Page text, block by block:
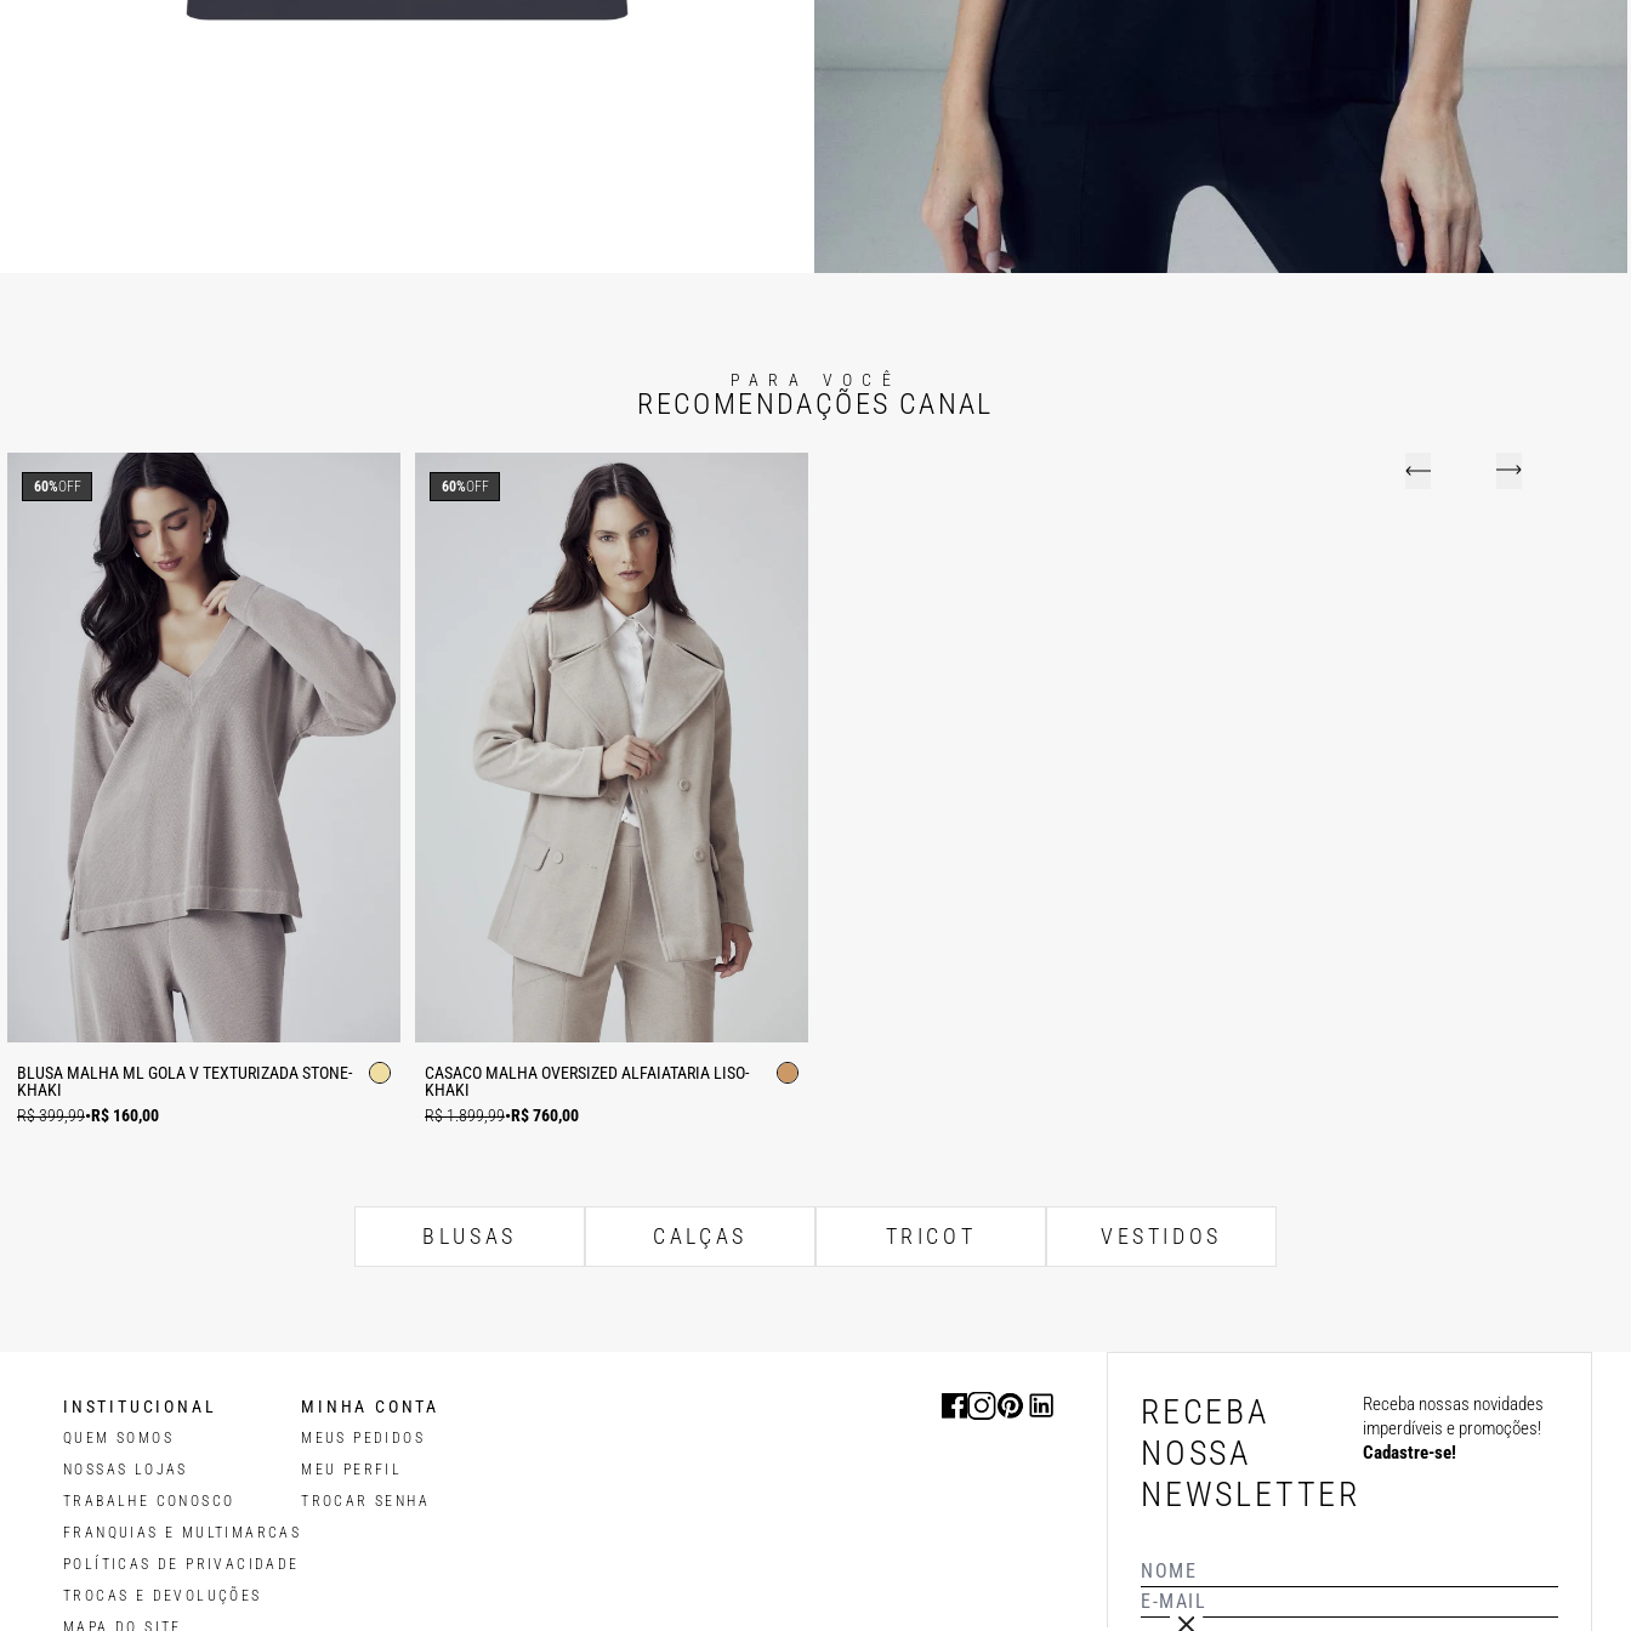
PARA VOCÊ
RECOMENDAÇÕES CANAL
BLUSA MALHA ML GOLA V TEXTURIZADA STONE-
KHAKI
R$ 399,99•R$ 160,00
60%OFF
CASACO MALHA OVERSIZED ALFAIATARIA LISO-
KHAKI
R$ 1.899,99•R$ 760,00
60%OFF
BLUSAS CALÇAS TRICOT VESTIDOS
RECEBA
NOSSA
NEWSLETTER
Receba nossas novidades
imperdíveis e promoções!
Cadastre-se!
INSTITUCIONAL
QUEM SOMOS
NOSSAS LOJAS
TRABALHE CONOSCO
FRANQUIAS E MULTIMARCAS
POLÍTICAS DE PRIVACIDADE
TROCAS E DEVOLUÇÕES
MAPA DO SITE
MINHA CONTA
MEUS PEDIDOS
MEU PERFIL
TROCAR SENHA